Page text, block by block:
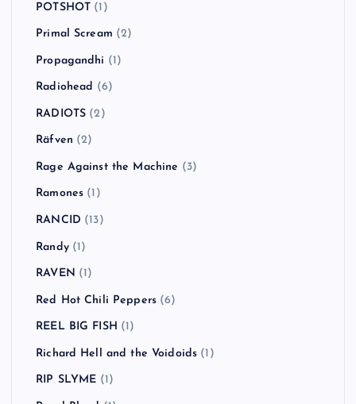
POTSHOT (1)
Primal Scream (2)
Propagandhi (1)
Radiohead (6)
RADIOTS (2)
Räfven (2)
Rage Against the Machine (3)
Ramones (1)
RANCID (13)
Randy(1)
RAVEN (1)
Red Hot Chili Peppers (6)
REEL BIG FISH (1)
Richard Hell and the Voidoids (1)
RIP SLYME (1)